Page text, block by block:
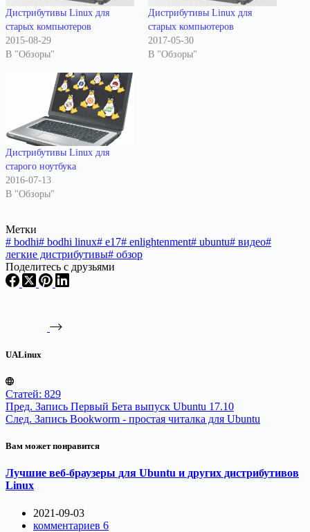
Дистрибутивы Linux для
старых компьютеров
2015-08-29
В "Обзоры"
Дистрибутивы Linux для
старых компьютеров
2017-05-30
В "Обзоры"
Дистрибутивы Linux для
старого ноутбука
2016-07-13
В "Обзоры"
Метки
# bodhi# bodhi linux# e17# enlightenment# ubuntu# видео#
легкие дистрибутивы# обзор
Поделитесь с друзьями
UALinux
Статей: 829
Пред. Запись Первый Бета выпуск Ubuntu 17.10
След. Запись Bookworm - простая читалка для Ubuntu
Вам может понравится
Лучшие веб-браузеры для Ubuntu и других дистрибутивов
Linux
2021-09-03
комментариев 6